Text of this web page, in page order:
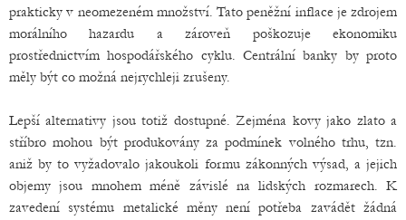
prakticky v neomezeném množství. Tato peněžní inflace je zdrojem
morálního hazardu a zároveň poškozuje ekonomiku
prostřednictvím hospodářského cyklu. Centrální banky by proto
měly být co možná nejrychleji zrušeny.
Lepší alternativy jsou totiž dostupné. Zejména kovy jako zlato a
stříbro mohou být produkovány za podmínek volného trhu, tzn.
aniž by to vyžadovalo jakoukoli formu zákonných výsad, a jejich
objemy jsou mnohem méně závislé na lidských rozmarech. K
zavedení systému metalické měny není potřeba zavádět žádná